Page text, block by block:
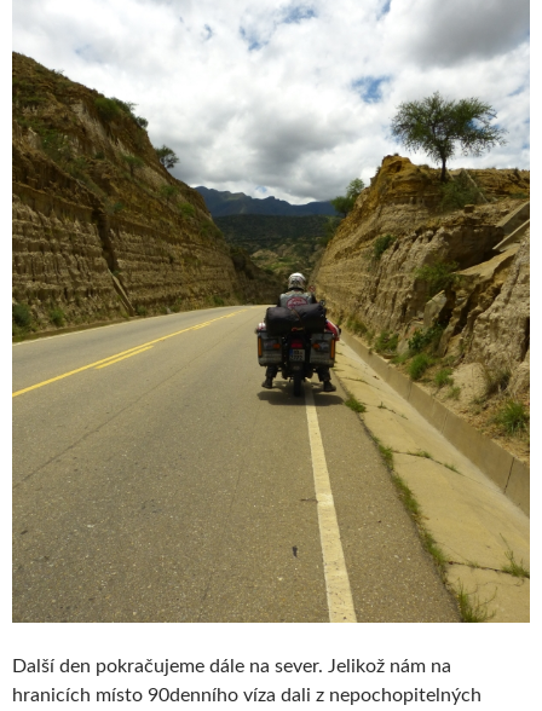
Další den pokračujeme dále na sever. Jelikož nám na
hranicích místo 90denního víza dali z nepochopitelných